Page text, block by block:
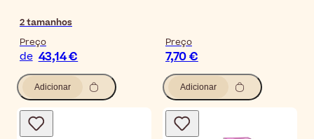
2tamanhos
Preço
de 43,14 €
Adicionar
Preço
7,70 €
Adicionar